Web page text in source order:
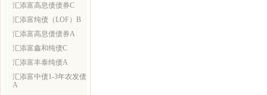
汇添富高息债债券C
汇添富纯债（LOF）B
汇添富高息债债券A
汇添富鑫和纯债C
汇添富丰泰纯债A
汇添富中债1-3年农发债
A